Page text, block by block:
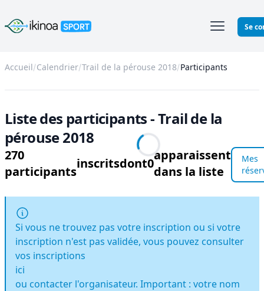
Ikinoa Sport Se
Accueil Calendrier Trail de la pérouse 2018 Participants
Liste des participants - Trail de la
pérouse 2018
270
participants
inscritsdont0
apparaissent
dans la liste
Mes
Si vous ne trouvez pas votre inscription ou si votre
inscription n'est pas validée, vous pouvez consulter
vos inscriptions
ici
ou contacter l'organisateur. Important : votre nom